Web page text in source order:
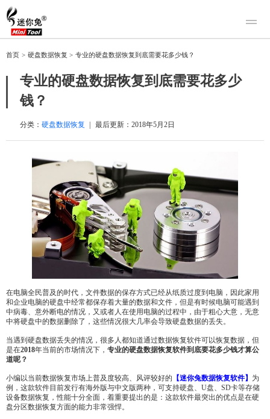
产品
迷你兔分区向导
迷你兔数据备份
下载
购买
人工恢复
关于迷你兔
联系我们
首页 > 硬盘数据恢复 > 专业的硬盘数据恢复到底需要花多少钱？
专业的硬盘数据恢复到底需要花多少
钱？
分类： 硬盘数据恢复 最后更新： 2018年5月2日
在电脑全民普及的时代，文件数据的保存方式已经从纸质过度到电脑，因此家用
和企业电脑的硬盘中经常都保存着大量的数据和文件，但是有时候电脑可能遇到
中病毒、意外断电的情况，又或者人在使用电脑的过程中，由于粗心大意，无意
中将硬盘中的数据删除了，这些情况很大几率会导致硬盘数据的丢失。
当遇到硬盘数据丢失的情况，很多人都知道通过数据恢复软件可以恢复数据，但
是在2018年当前的市场情况下， 专业的硬盘数据恢复软件到底要花多少钱才算公
道呢？
小编以当前数据恢复市场上普及度较高、风评较好的 【迷你兔数据恢复软件】 为
例，这款软件目前发行有海外版与中文版两种，可支持硬盘、U盘、SD卡等存储
设备数据恢复，性能十分全面，着重要提出的是：这款软件最突出的优点是在硬
盘分区数据恢复方面的能力非常强悍。